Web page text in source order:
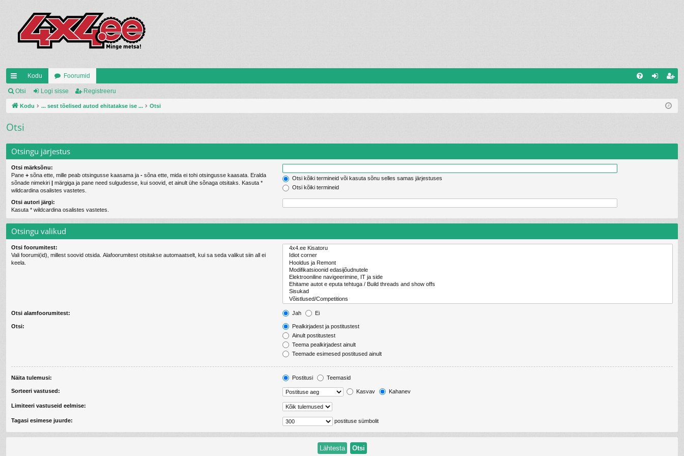
iirl
in
Kodu Foorumid
ist
Otsi Logi sisse Registreeru
Kodu ... sest tõelised autod ehitatakse ise ... Otsi
Otsi
Otsingu järjestus
Otsi märksõnu:
Pane + sõna ette, mille peab otsingusse kaasama ja - sõna ette, mida ei tohi otsingusse kaasata. Eralda
sõnade nimekiri | märgiga ja pane need sulgudesse, kui soovid, et ainult ühe sõnaga otsitaks. Kasuta *
wildcardina osalistes vastetes.
Otsi kõiki termineid või kasuta sõnu selles samas järjestuses
Otsi kõiki termineid
Otsi autori järgi:
Kasuta * wildcardina osalistes vastetes.
Otsingu valikud
Otsi foorumitest:
Vali foorumi(id), millest soovid otsida. Alafoorumitest otsitakse automaatselt, kui sa seda valikut siin all ei
keela.
Otsi alamfoorumitest: Jah Ei
Otsi:
Pealkirjadest ja postitustest
Ainult postitustest
Teema pealkirjadest ainult
Teemade esimesed postitused ainult
Näita tulemusi: Postitusi Teemasid
Sorteeri vastused: Kasvav Kahanev
Limiteeri vastuseid eelmise:
Tagasi esimese juurde: postituse sümbolit